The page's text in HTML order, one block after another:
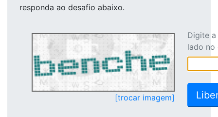
responda ao desafio abaixo.
[trocar imagem]
Digite
lado no